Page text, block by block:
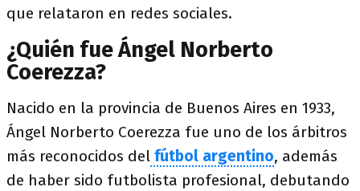
que relataron en redes sociales.
¿Quién fue Ángel Norberto
Coerezza?
Nacido en la provincia de Buenos Aires en 1933,
Ángel Norberto Coerezza fue uno de los árbitros
más reconocidos del fútbol argentino, además
de haber sido futbolista profesional, debutando